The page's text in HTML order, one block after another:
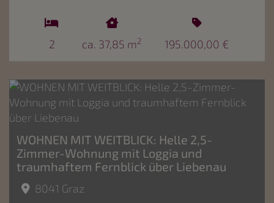
2 ca. 37,85 m2 195.000,00 €
WOHNEN MIT WEITBLICK: Helle 2,5-
Zimmer-Wohnung mit Loggia und
traumhaftem Fernblick über Liebenau
8041 Graz